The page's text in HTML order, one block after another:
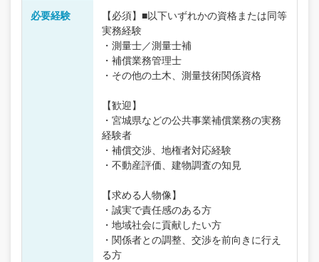
必要経験
【必須】■以下いずれかの資格または同等
実務経験
・測量士／測量士補
・補償業務管理士
・その他の土木、測量技術関係資格
【歓迎】
・宮城県などの公共事業補償業務の実務
経験者
・補償交渉、地権者対応経験
・不動産評価、建物調査の知見
【求める人物像】
・誠実で責任感のある方
・地域社会に貢献したい方
・関係者との調整、交渉を前向きに行え
る方